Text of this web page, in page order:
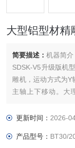
大型铝型材精
简要描述：机器简介
SDSK-V5升级版机
雕机，运动方式为
主轴上下移动。大
丝杆，德国联轴器。
更新时间： 2026-
产品型号： BT30/